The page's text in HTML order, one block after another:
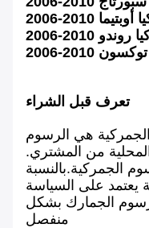
2010 كيا أوبتيما
2010 كيا روندو
توكسون
تعرف قبل الشراء
هي الرسوم
المحلية من المشتري.
الجمركية.بالنسبة
يعتمد على السياسة
الجمارك بشكل
منفصل